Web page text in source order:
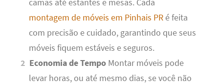
camas até estantes e mesas. Cada
montagem de móveis em Pinhais PRé feita
com precisão e cuidado, garantindo que seus
móveis fiquem estáveis e seguros.
Economia de Tempo Montar móveis pode
levar horas, ou até mesmo dias, se você não